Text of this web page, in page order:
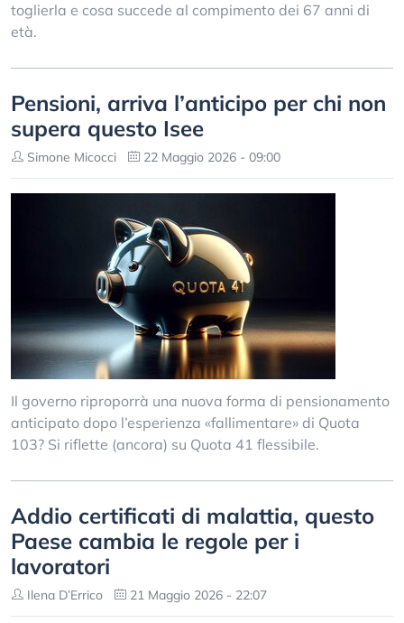
toglierla e cosa succede al compimento dei 67 anni di
età.
Pensioni, arriva l’anticipo per chi non
supera questo Isee
Simone Micocci 22 Maggio 2026 - 09:00
Il governo riproporrà una nuova forma di pensionamento
anticipato dopo l’esperienza «fallimentare» di Quota
103? Si riflette (ancora) su Quota 41 flessibile.
Addio certificati di malattia, questo
Paese cambia le regole per i
lavoratori
Ilena D’Errico 21 Maggio 2026 - 22:07